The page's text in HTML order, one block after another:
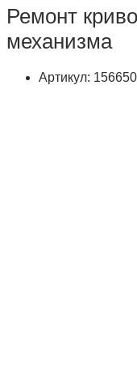
Ремонт
механизма
Артикул: 156650